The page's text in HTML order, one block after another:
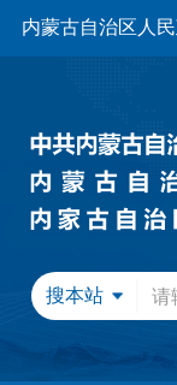
内蒙古自治区人
搜本站